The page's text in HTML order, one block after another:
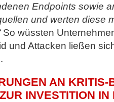
Endpoints sowie
und werten diese
So wüssten
und Attacken ließen
AN KRITIS-
INVESTITION IN